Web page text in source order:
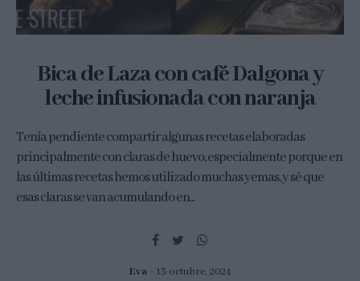
Bica de Laza con café Dalgona y
leche infusionada con naranja
Tenía pendiente compartir algunas recetas elaboradas
principalmente con claras de huevo, especialmente porque en
las últimas recetas hemos utilizado muchas yemas, y sé que
esas claras se van acumulando en...
Eva 13 octubre, 2024